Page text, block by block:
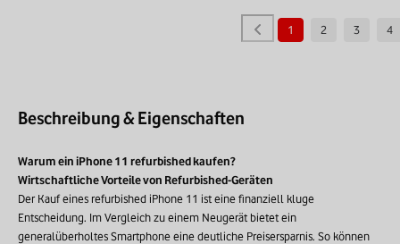
1 2 3 4
Beschreibung & Eigenschaften
Warum ein iPhone 11 refurbished kaufen?
Wirtschaftliche Vorteile von Refurbished-Geräten
Der Kauf eines refurbished iPhone 11 ist eine finanziell kluge
Entscheidung. Im Vergleich zu einem Neugerät bietet ein
generalüberholtes Smartphone eine deutliche Preisersparnis. So können